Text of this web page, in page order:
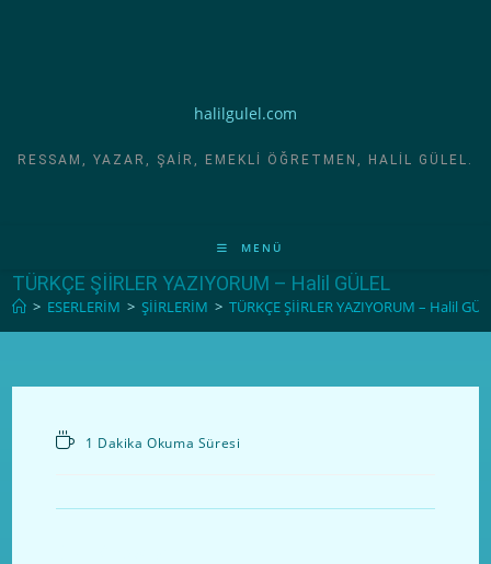
halilgulel.com
RESSAM, YAZAR, ŞAIR, EMEKLI ÖĞRETMEN, HALIL GÜLEL.
MENÜ
TÜRKÇE ŞİİRLER YAZIYORUM – Halil GÜLEL
> ESERLERİM > ŞİİRLERİM > TÜRKÇE ŞİİRLER YAZIYORUM – Halil
1 Dakika Okuma Süresi